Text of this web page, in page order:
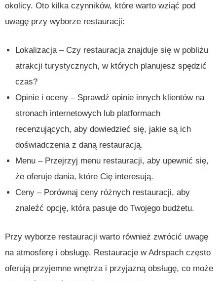
okolicy. Oto kilka czynników, które warto wziąć pod
uwagę przy wyborze restauracji:
Lokalizacja – Czy restauracja znajduje się w pobliżu
atrakcji turystycznych, w których planujesz spędzić
czas?
Opinie i oceny – Sprawdź opinie innych klientów na
stronach internetowych lub platformach
recenzujących, aby dowiedzieć się, jakie są ich
doświadczenia z daną restauracją.
Menu – Przejrzyj menu restauracji, aby upewnić się,
że oferuje dania, które Cię interesują.
Ceny – Porównaj ceny różnych restauracji, aby
znaleźć opcję, która pasuje do Twojego budżetu.
Przy wyborze restauracji warto również zwrócić uwagę
na atmosferę i obsługę. Restauracje w Adrspach często
oferują przyjemne wnętrza i przyjazną obsługę, co może